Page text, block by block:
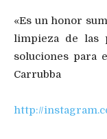
«Es un honor
limpieza de las
soluciones para
Carrubba
http://